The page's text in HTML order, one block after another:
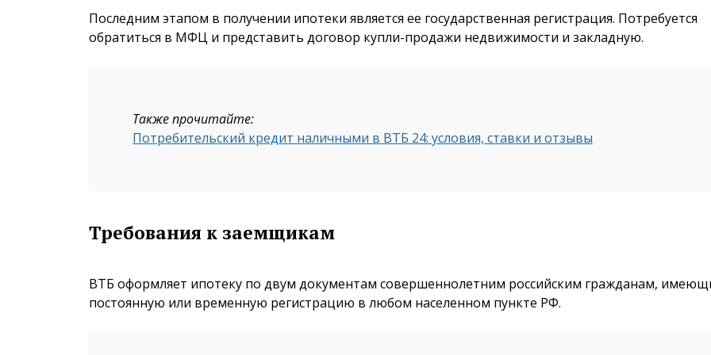
Последним этапом в получении ипотеки является ее государственная регистрация. Потребуется
обратиться в МФЦ и представить договор купли-продажи недвижимости и закладную.
Также прочитайте:
Потребительский кредит наличными в ВТБ 24: условия, ставки и отзывы
Требования к заемщикам
ВТБ оформляет ипотеку по двум документам совершеннолетним российским гражданам,
постоянную или временную регистрацию в любом населенном пункте РФ.